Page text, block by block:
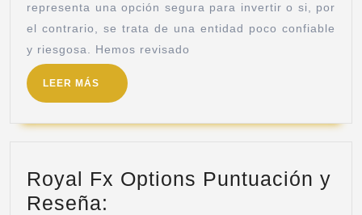
representa una opción segura para invertir o si, por
el contrario, se trata de una entidad poco confiable
y riesgosa. Hemos revisado
LEER MÁS
Royal Fx Options Puntuación y
Reseña: